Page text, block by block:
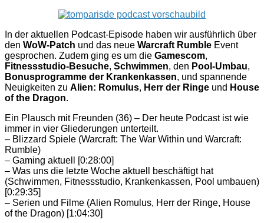
In der aktuellen Podcast-Episode haben wir ausführlich über
den WoW-Patch und das neue Warcraft Rumble Event
gesprochen. Zudem ging es um die Gamescom,
Fitnessstudio-Besuche, Schwimmen, den Pool-Umbau,
Bonusprogramme der Krankenkassen, und spannende
Neuigkeiten zu Alien: Romulus, Herr der Ringe und House
of the Dragon.
Ein Plausch mit Freunden (36) – Der heute Podcast ist wie
immer in vier Gliederungen unterteilt.
– Blizzard Spiele (Warcraft: The War Within und Warcraft:
Rumble)
– Gaming aktuell [0:28:00]
– Was uns die letzte Woche aktuell beschäftigt hat
(Schwimmen, Fitnessstudio, Krankenkassen, Pool umbauen)
[0:29:35]
– Serien und Filme (Alien Romulus, Herr der Ringe, House
of the Dragon) [1:04:30]